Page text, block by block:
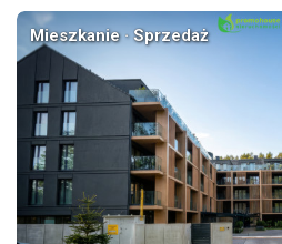
Mieszkanie · Sprzedaż